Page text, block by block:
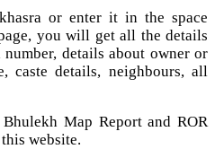
or enter it in the space
you will get all the details
details about owner or
caste details, neighbours, all
Map Report and ROR
website.